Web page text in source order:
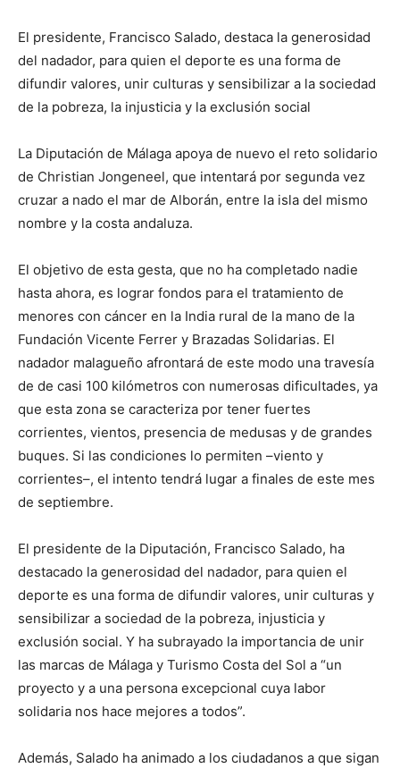
El presidente, Francisco Salado, destaca la generosidad
del nadador, para quien el deporte es una forma de
difundir valores, unir culturas y sensibilizar a la sociedad
de la pobreza, la injusticia y la exclusión social
La Diputación de Málaga apoya de nuevo el reto solidario
de Christian Jongeneel, que intentará por segunda vez
cruzar a nado el mar de Alborán, entre la isla del mismo
nombre y la costa andaluza.
El objetivo de esta gesta, que no ha completado nadie
hasta ahora, es lograr fondos para el tratamiento de
menores con cáncer en la India rural de la mano de la
Fundación Vicente Ferrer y Brazadas Solidarias. El
nadador malagueño afrontará de este modo una travesía
de de casi 100 kilómetros con numerosas dificultades, ya
que esta zona se caracteriza por tener fuertes
corrientes, vientos, presencia de medusas y de grandes
buques. Si las condiciones lo permiten –viento y
corrientes–, el intento tendrá lugar a finales de este mes
de septiembre.
El presidente de la Diputación, Francisco Salado, ha
destacado la generosidad del nadador, para quien el
deporte es una forma de difundir valores, unir culturas y
sensibilizar a sociedad de la pobreza, injusticia y
exclusión social. Y ha subrayado la importancia de unir
las marcas de Málaga y Turismo Costa del Sol a “un
proyecto y a una persona excepcional cuya labor
solidaria nos hace mejores a todos”.
Además, Salado ha animado a los ciudadanos a que sigan